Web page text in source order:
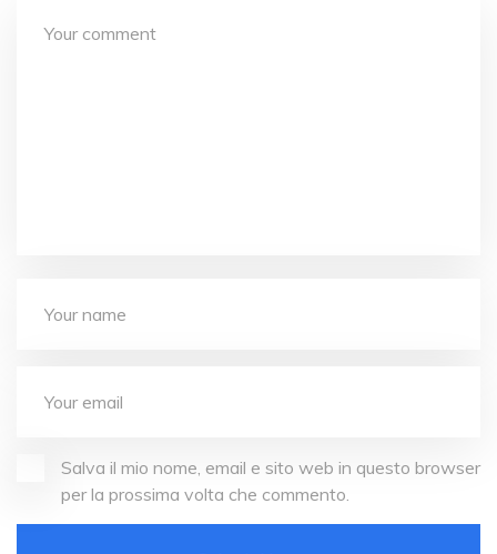
Salva il mio nome, email e sito web in questo browser
per la prossima volta che commento.